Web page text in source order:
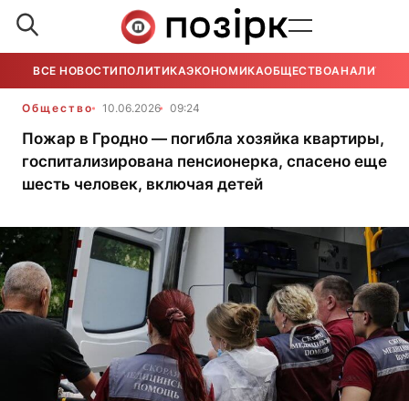
ВСЕ НОВОСТИ ПОЛИТИКАЭКОНОМИКАОБЩЕСТВОАНАЛИТИКА
Общество 10.06.2026 09:24
Пожар в Гродно — погибла хозяйка квартиры,
госпитализирована пенсионерка, спасено еще
шесть человек, включая детей